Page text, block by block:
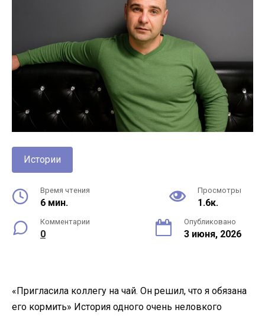
Истории
Время чтения
6 мин.
Просмотры
1.6к.
Комментарии
0
Опубликовано
3 июня, 2026
«Пригласила коллегу на чай. Он решил, что я обязана
его кормить» История одного очень неловкого